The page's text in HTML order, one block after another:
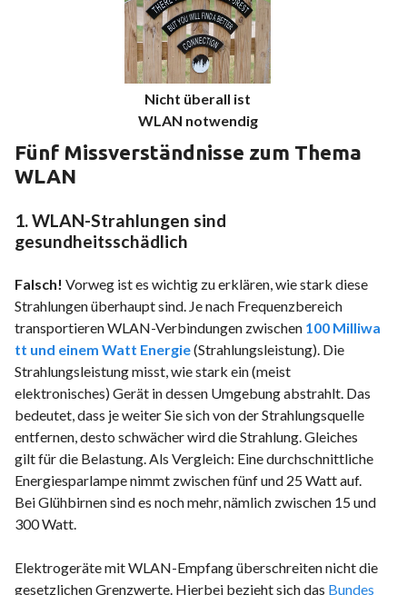
Nicht überall ist
WLAN notwendig
Fünf Missverständnisse zum Thema
WLAN
1. WLAN-Strahlungen sind
gesundheitsschädlich
Falsch! Vorweg ist es wichtig zu erklären, wie stark diese
Strahlungen überhaupt sind. Je nach Frequenzbereich
transportieren WLAN-Verbindungen zwischen 100 Milliwa
tt und einem Watt Energie(Strahlungsleistung). Die
Strahlungsleistung misst, wie stark ein (meist
elektronisches) Gerät in dessen Umgebung abstrahlt. Das
bedeutet, dass je weiter Sie sich von der Strahlungsquelle
entfernen, desto schwächer wird die Strahlung. Gleiches
gilt für die Belastung. Als Vergleich: Eine durchschnittliche
Energiesparlampe nimmt zwischen fünf und 25 Watt auf.
Bei Glühbirnen sind es noch mehr, nämlich zwischen 15 und
300 Watt.
Elektrogeräte mit WLAN-Empfang überschreiten nicht die
gesetzlichen Grenzwerte. Hierbei bezieht sich das Bundes